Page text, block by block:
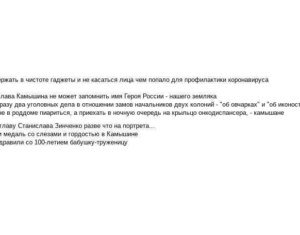
в чистоте гаджеты и не касаться лица чем попало для профилактики коронавируса
Камышина не может запомнить имя Героя России - нашего земляка
два уголовных дела в отношении замов начальников двух колоний - "об овчарках" и "об
в роддоме пиариться, а приехать в ночную очередь на крыльцо онкодиспансера, - камышане
Станислава Зинченко разве что на портрета...
медаль со слезами и гордостью в Камышине
со 100-летием бабушку-труженицу